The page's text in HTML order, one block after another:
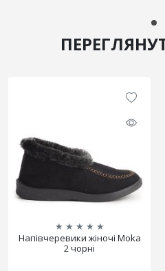
★ ★ ★ ★ ★
Напівчеревики жіночі Moka
2 чорні